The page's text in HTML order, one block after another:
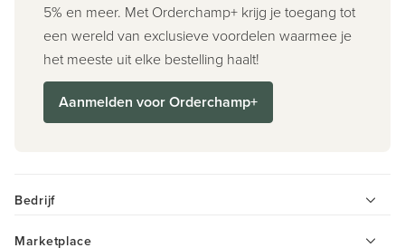
5% en meer. Met Orderchamp+ krijg je toegang tot
een wereld van exclusieve voordelen waarmee je
het meeste uit elke bestelling haalt!
Aanmelden voor Orderchamp+
Bedrijf
Marketplace